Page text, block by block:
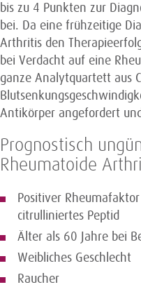
bis zu 4 Punkten zur
bei. Da eine frühzeitige
Arthritis den
bei Verdacht auf eine
ganze Analytquartett aus
Antikörper angefordert
Prognostisch
Rheumatoide
Positiver
citrulliniertes Peptid
Älter als 60 Jahre bei
Weibliches Geschlecht
Raucher